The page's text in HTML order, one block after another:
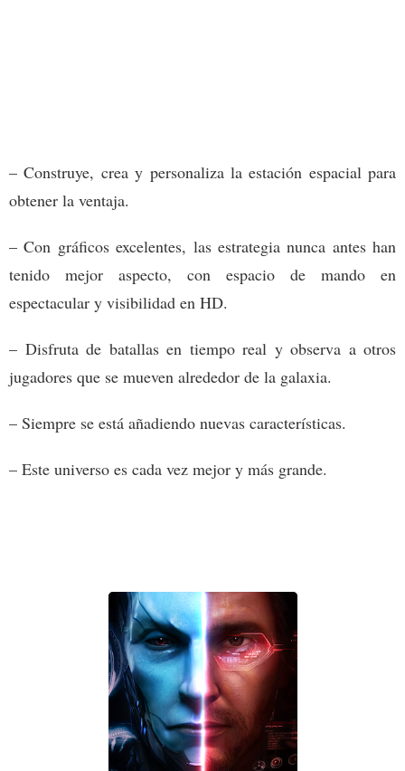
– Construye, crea y personaliza la estación espacial para
obtener la ventaja.
– Con gráficos excelentes, las estrategia nunca antes han
tenido mejor aspecto, con espacio de mando en
espectacular y visibilidad en HD.
– Disfruta de batallas en tiempo real y observa a otros
jugadores que se mueven alrededor de la galaxia.
– Siempre se está añadiendo nuevas características.
– Este universo es cada vez mejor y más grande.